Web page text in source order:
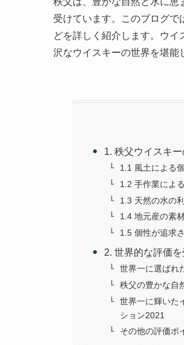
受けています。このブログ
どを詳しく紹介します。ウ
沢なウイスキーの世界を堪能
1. 秩父ウイスキー
1.1 風土による
1.2 手作業によ
1.3 天然の水の
1.4 地元産の素
1.5 個性が追求
2. 世界的な評価
世界一に選ばれ
秩父の豊かな自
世界一に輝いた
ション2021
その他の評価ポ